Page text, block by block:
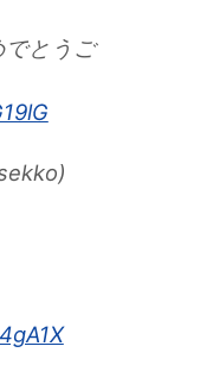
とうご